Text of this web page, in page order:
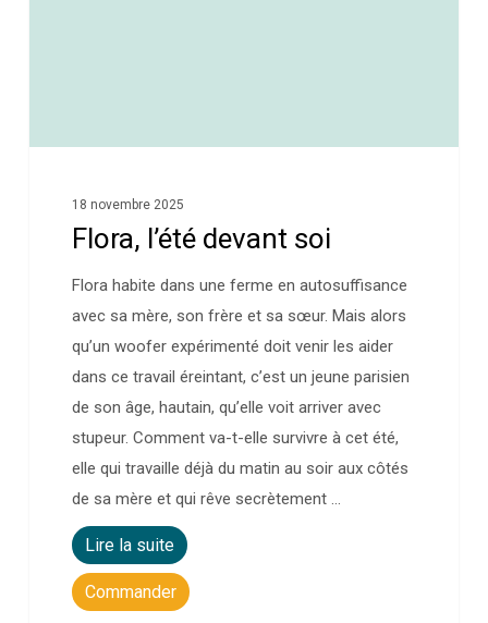
18 novembre 2025
Flora, l’été devant soi
Flora habite dans une ferme en autosuffisance
avec sa mère, son frère et sa sœur. Mais alors
qu’un woofer expérimenté doit venir les aider
dans ce travail éreintant, c’est un jeune parisien
de son âge, hautain, qu’elle voit arriver avec
stupeur. Comment va-t-elle survivre à cet été,
elle qui travaille déjà du matin au soir aux côtés
de sa mère et qui rêve secrètement …
Lire la suite
Commander